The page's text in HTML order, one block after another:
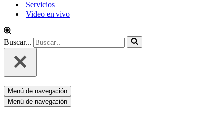
Servicios
Video en vivo
Buscar...
Menú de navegación
Menú de navegación